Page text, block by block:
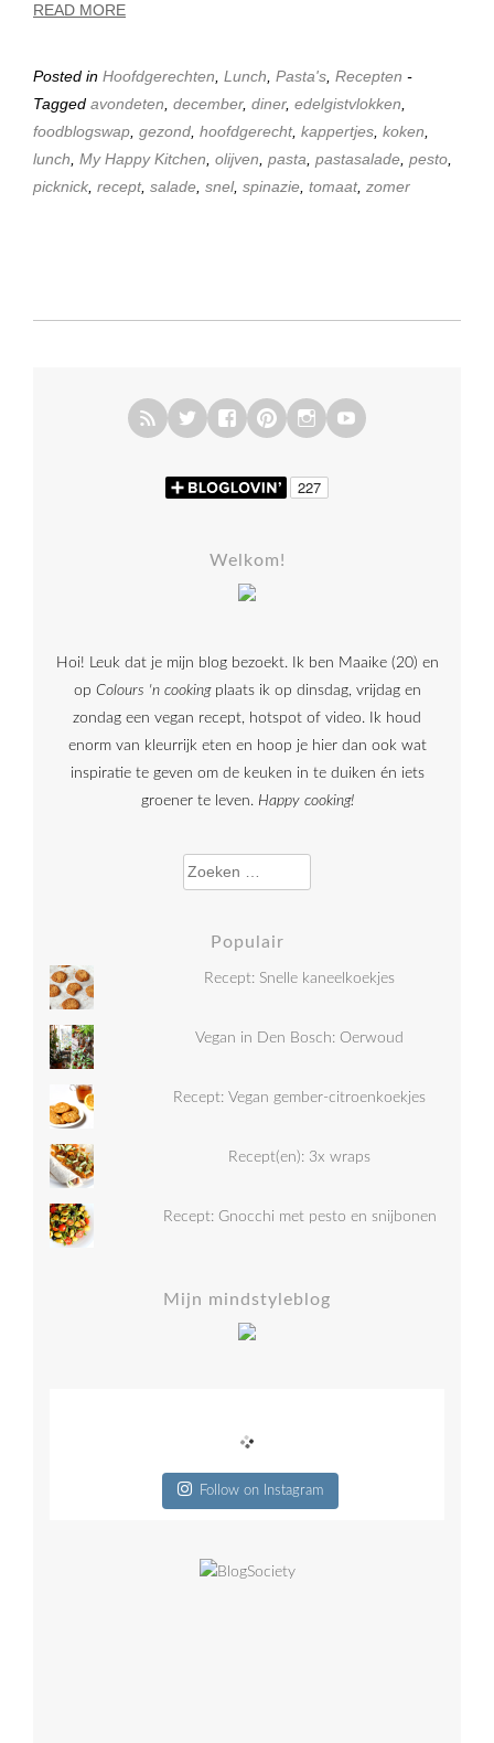
READ MORE
Posted in Hoofdgerechten, Lunch, Pasta's, Recepten -
Tagged avondeten, december, diner, edelgistvlokken,
foodblogswap, gezond, hoofdgerecht, kappertjes, koken,
lunch, My Happy Kitchen, olijven, pasta, pastasalade, pesto,
picknick, recept, salade, snel, spinazie, tomaat, zomer
Welkom!
Hoi! Leuk dat je mijn blog bezoekt. Ik ben Maaike (20) en
op Colours 'n cookingplaats ik op dinsdag, vrijdag en
zondag een vegan recept, hotspot of video. Ik houd
enorm van kleurrijk eten en hoop je hier dan ook wat
inspiratie te geven om de keuken in te duiken én iets
groener te leven. Happy cooking!
Zoeken naar:
Populair
Recept: Snelle kaneelkoekjes
Vegan in Den Bosch: Oerwoud
Recept: Vegan gember-citroenkoekjes
Recept(en): 3x wraps
Recept: Gnocchi met pesto en snijbonen
Mijn mindstyleblog
Follow on Instagram